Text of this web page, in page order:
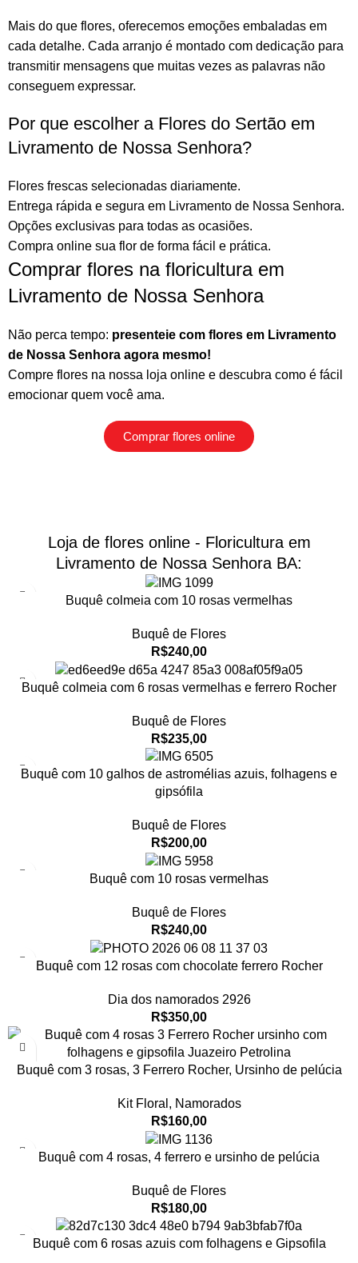
Mais do que flores, oferecemos emoções embaladas em
cada detalhe. Cada arranjo é montado com dedicação para
transmitir mensagens que muitas vezes as palavras não
conseguem expressar.
Por que escolher a Flores do Sertão em
Livramento de Nossa Senhora?
Flores frescas selecionadas diariamente.
Entrega rápida e segura em Livramento de Nossa Senhora.
Opções exclusivas para todas as ocasiões.
Compra online sua flor de forma fácil e prática.
Comprar flores na floricultura em
Livramento de Nossa Senhora
Não perca tempo: presenteie com flores em Livramento
de Nossa Senhora agora mesmo!
Compre flores na nossa loja online e descubra como é fácil
emocionar quem você ama.
Comprar flores online
Loja de flores online - Floricultura em
Livramento de Nossa Senhora BA:
Buquê colmeia com 10 rosas vermelhas
Buquê de Flores
R$240,00
Buquê colmeia com 6 rosas vermelhas e ferrero Rocher
Buquê de Flores
R$235,00
Buquê com 10 galhos de astromélias azuis, folhagens e
gipsófila
Buquê de Flores
R$200,00
Buquê com 10 rosas vermelhas
Buquê de Flores
R$240,00
Buquê com 12 rosas com chocolate ferrero Rocher
Dia dos namorados 2926
R$350,00
Buquê com 3 rosas, 3 Ferrero Rocher, Ursinho de pelúcia
Kit Floral , Namorados
R$160,00
Buquê com 4 rosas, 4 ferrero e ursinho de pelúcia
Buquê de Flores
R$180,00
Buquê com 6 rosas azuis com folhagens e Gipsofila